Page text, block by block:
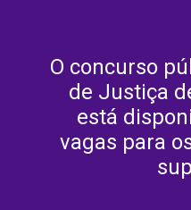
O concurso
de Justiça
está
vagas para